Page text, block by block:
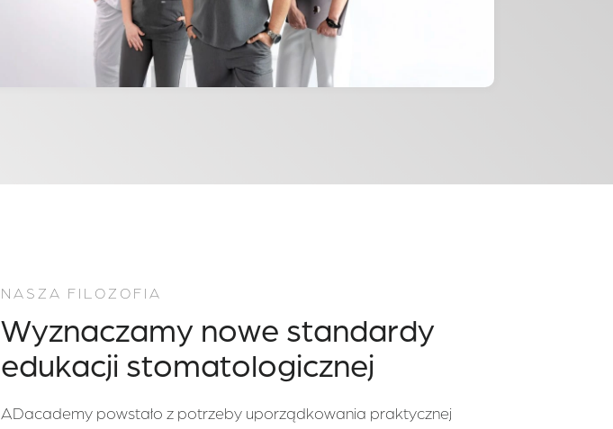
NASZA FILOZOFIA
Wyznaczamy nowe standardy
edukacji stomatologicznej
ADacademy powstało z potrzeby uporządkowania praktycznej